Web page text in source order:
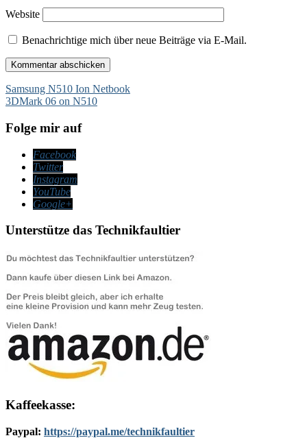
Website
Benachrichtige mich über neue Beiträge via E-Mail.
Beitragsnavigation
Samsung N510 Ion Netbook
3DMark 06 on N510
Folge mir auf
Facebook
Twitter
Instagram
YouTube
Google+
Unterstütze das Technikfaultier
Kaffeekasse:
Paypal: https://paypal.me/technikfaultier